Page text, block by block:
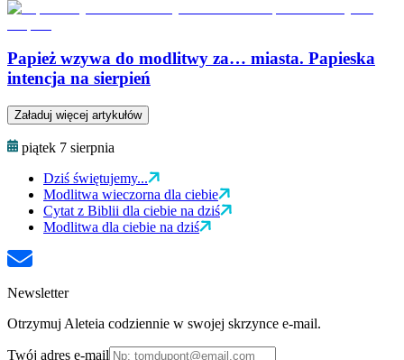
Papież wzywa do modlitwy za… miasta. Papieska
intencja na sierpień
Załaduj więcej artykułów
piątek 7 sierpnia
Dziś świętujemy...
Modlitwa wieczorna dla ciebie
Cytat z Biblii dla ciebie na dziś
Modlitwa dla ciebie na dziś
Newsletter
Otrzymuj Aleteia codziennie w swojej skrzynce e-mail.
Twój adres e-mail